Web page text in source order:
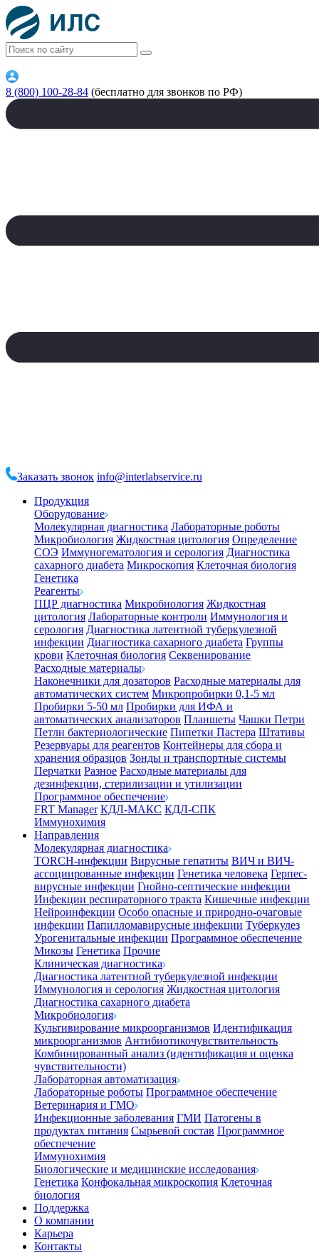
8 (800) 100-28-84 (бесплатно для звонков по РФ)
Заказать звонок info@interlabservice.ru
Продукция
Оборудование
Молекулярная диагностика Лабораторные роботы
Микробиология Жидкостная цитология Определение
СОЭ Иммуногематология и серология Диагностика
сахарного диабета Микроскопия Клеточная биология
Генетика
Реагенты
ПЦР диагностика Микробиология Жидкостная
цитология Лабораторные контроли Иммунология и
серология Диагностика латентной туберкулезной
инфекции Диагностика сахарного диабета Группы
крови Клеточная биология Секвенирование
Расходные материалы
Наконечники для дозаторов Расходные материалы для
автоматических систем Микропробирки 0,1-5 мл
Пробирки 5-50 мл Пробирки для ИФА и
автоматических анализаторов Планшеты Чашки Петри
Петли бактериологические Пипетки Пастера Штативы
Резервуары для реагентов Контейнеры для сбора и
хранения образцов Зонды и транспортные системы
Перчатки Разное Расходные материалы для
дезинфекции, стерилизации и утилизации
Программное обеспечение
FRT Manager КДЛ-МАКС КДЛ-СПК
Иммунохимия
Направления
Молекулярная диагностика
TORCH-инфекции Вирусные гепатиты ВИЧ и ВИЧ-
ассоциированные инфекции Генетика человека Герпес-
вирусные инфекции Гнойно-септические инфекции
Инфекции респираторного тракта Кишечные инфекции
Нейроинфекции Особо опасные и природно-очаговые
инфекции Папилломавирусные инфекции Туберкулез
Урогенитальные инфекции Программное обеспечение
Микозы Генетика Прочие
Клиническая диагностика
Диагностика латентной туберкулезной инфекции
Иммунология и серология Жидкостная цитология
Диагностика сахарного диабета
Микробиология
Культивирование микроорганизмов Идентификация
микроорганизмов Антибиотикочувствительность
Комбинированный анализ (идентификация и оценка
чувствительности)
Лабораторная автоматизация
Лабораторные роботы Программное обеспечение
Ветеринария и ГМО
Инфекционные заболевания ГМИ Патогены в
продуктах питания Сырьевой состав Программное
обеспечение
Иммунохимия
Биологические и медицинские исследования
Генетика Конфокальная микроскопия Клеточная
биология
Поддержка
О компании
Карьера
Контакты